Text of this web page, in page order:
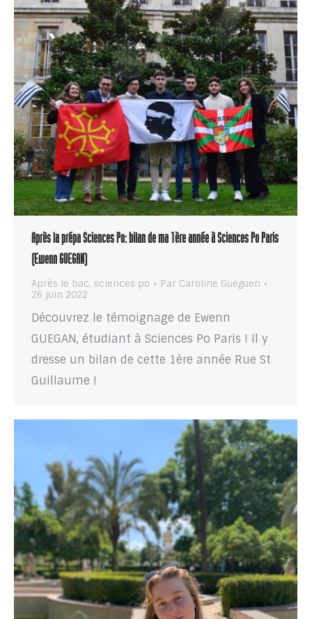
Après la prépa Sciences Po: bilan de ma 1ère année à Sciences Po Paris
(Ewenn GUEGAN)
Après le bac, sciences po Par Caroline Gueguen
26 juin 2022
Découvrez le témoignage de Ewenn
GUEGAN, étudiant à Sciences Po Paris ! Il y
dresse un bilan de cette 1ère année Rue St
Guillaume !